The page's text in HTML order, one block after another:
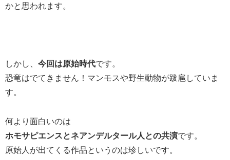
かと思われます。
しかし、 今回は原始時代です。
恐竜はでてきません！マンモスや野生動物が跋扈していま
す。
何より面白いのは
ホモサピエンスとネアンデルタール人との共演です。
原始人が出てくる作品というのは珍しいです。